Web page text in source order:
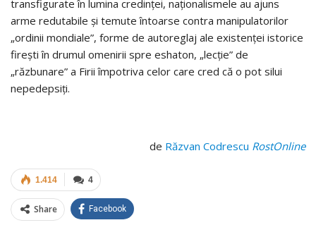
transfigurate în lumina credinţei, naţionalismele au ajuns
arme redutabile şi temute întoarse contra manipulatorilor
„ordinii mondiale”, forme de autoreglaj ale existenţei istorice
fireşti în drumul omenirii spre eshaton, „lecţie” de
„răzbunare” a Firii împotriva celor care cred că o pot silui
nepedepsiţi.
de Răzvan Codrescu RostOnline
4
1.414
Share Facebook